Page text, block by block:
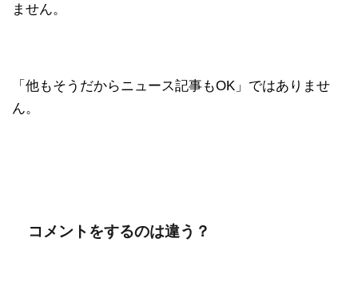
ません。
「他もそうだからニュース記事もOK」ではありませ
ん。
コメントをするのは違う？